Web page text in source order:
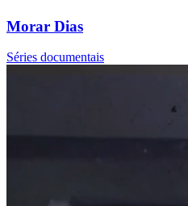
Morar Dias
Séries documentais